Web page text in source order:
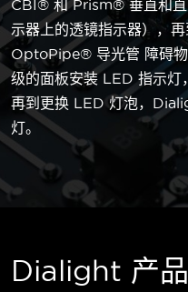
CBI® 和 Prism® 垂直和直
示器上的透镜指示器），
OptoPipe® 导光管 障碍
级的面板安装 LED 指示灯
再到更换 LED 灯泡，
灯。
Dialight 产品